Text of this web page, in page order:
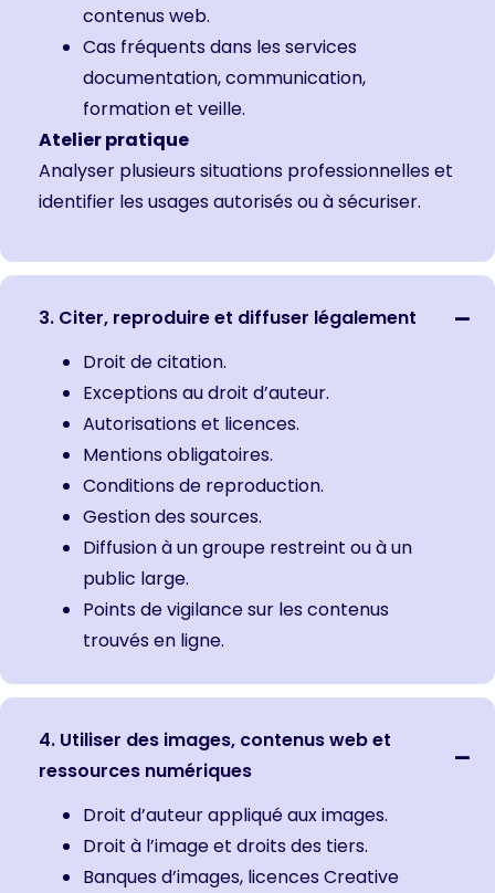
contenus web.
Cas fréquents dans les services
documentation, communication,
formation et veille.
Atelier pratique
Analyser plusieurs situations professionnelles et
identifier les usages autorisés ou à sécuriser.
3. Citer, reproduire et diffuser légalement
Droit de citation.
Exceptions au droit d’auteur.
Autorisations et licences.
Mentions obligatoires.
Conditions de reproduction.
Gestion des sources.
Diffusion à un groupe restreint ou à un
public large.
Points de vigilance sur les contenus
trouvés en ligne.
4. Utiliser des images, contenus web et
ressources numériques
Droit d’auteur appliqué aux images.
Droit à l’image et droits des tiers.
Banques d’images, licences Creative